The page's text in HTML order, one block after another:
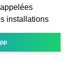
installations